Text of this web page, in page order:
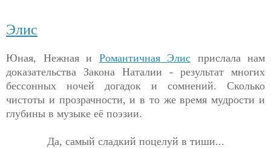
Элис
Юная, Нежная и Романтичная Элис прислала нам
доказательства Закона Наталии - результат многих
бессонных ночей догадок и сомнений. Сколько
чистоты и прозрачности, и в то же время мудрости и
глубины в музыке её поэзии.
Да, самый сладкий поцелуй в тиши...